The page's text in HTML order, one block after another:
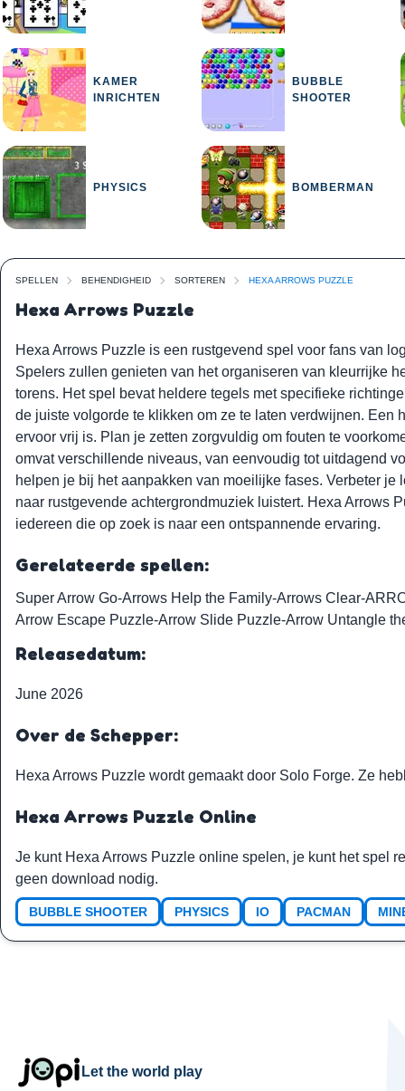
KAMER
INRICHTEN
BUBBLE
SHOOTER
PHYSICS BOMBERMAN
SPELLEN BEHENDIGHEID SORTEREN HEXA ARROWS PUZZLE
Hexa Arrows Puzzle
Hexa Arrows Puzzle is een rustgevend spel voor fans van
Spelers zullen genieten van het organiseren van kleurrijke
torens. Het spel bevat heldere tegels met specifieke
de juiste volgorde te klikken om ze te laten verdwijnen. Een
ervoor vrij is. Plan je zetten zorgvuldig om fouten te
omvat verschillende niveaus, van eenvoudig tot uitdagend
helpen je bij het aanpakken van moeilijke fases. Verbeter
naar rustgevende achtergrondmuziek luistert. Hexa Arrows
iedereen die op zoek is naar een ontspannende ervaring.
Gerelateerde spellen:
Super Arrow Go-Arrows Help the Family-Arrows Clear-
Arrow Escape Puzzle-Arrow Slide Puzzle-Arrow Untangle
Releasedatum:
June 2026
Over de Schepper:
Hexa Arrows Puzzle wordt gemaakt door Solo Forge. Ze
Hexa Arrows Puzzle Online
Je kunt Hexa Arrows Puzzle online spelen, je kunt het spel
geen download nodig.
BUBBLE SHOOTER PHYSICS IO PACMAN
Let the world play